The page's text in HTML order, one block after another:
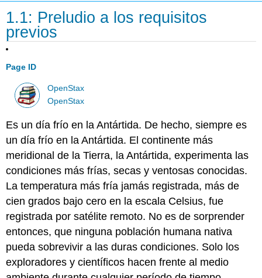
1.1: Preludio a los requisitos
previos
Page ID
OpenStax
OpenStax
Es un día frío en la Antártida. De hecho, siempre es
un día frío en la Antártida. El continente más
meridional de la Tierra, la Antártida, experimenta las
condiciones más frías, secas y ventosas conocidas.
La temperatura más fría jamás registrada, más de
cien grados bajo cero en la escala Celsius, fue
registrada por satélite remoto. No es de sorprender
entonces, que ninguna población humana nativa
pueda sobrevivir a las duras condiciones. Solo los
exploradores y científicos hacen frente al medio